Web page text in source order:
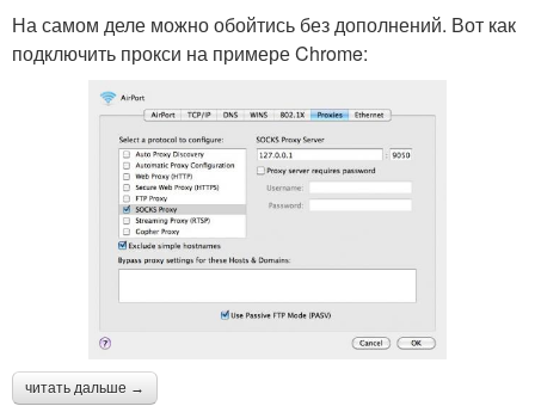
На самом деле можно обойтись без дополнений. Вот как
подключить прокси на примере Chrome:
читать дальше →